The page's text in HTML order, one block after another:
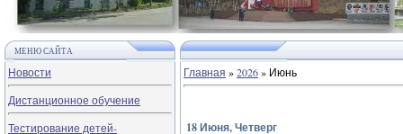
МЕНЮ САЙТА
Новости
Дистанционное обучение
Тестирование детей-
Главная »2026» Июнь
18 Июня, Четверг